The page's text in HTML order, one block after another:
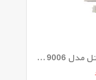
چراغ ال ای دی 6 وات تکنوتل مدل SMD 6W 9006 بسته 5 عددی